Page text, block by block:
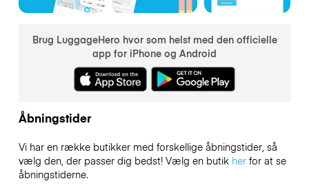
Brug LuggageHero hvor som helst med den officielle
app for iPhone og Android
Åbningstider
Vi har en række butikker med forskellige åbningstider, så
vælg den, der passer dig bedst! Vælg en butik herfor at se
åbningstiderne.